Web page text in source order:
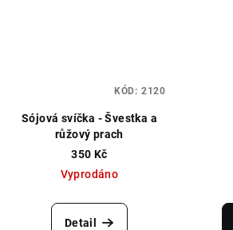
Sójová svíčka - Švestka a
růžový prach
350 Kč
Vyprodáno
Detail
KÓD: 2120